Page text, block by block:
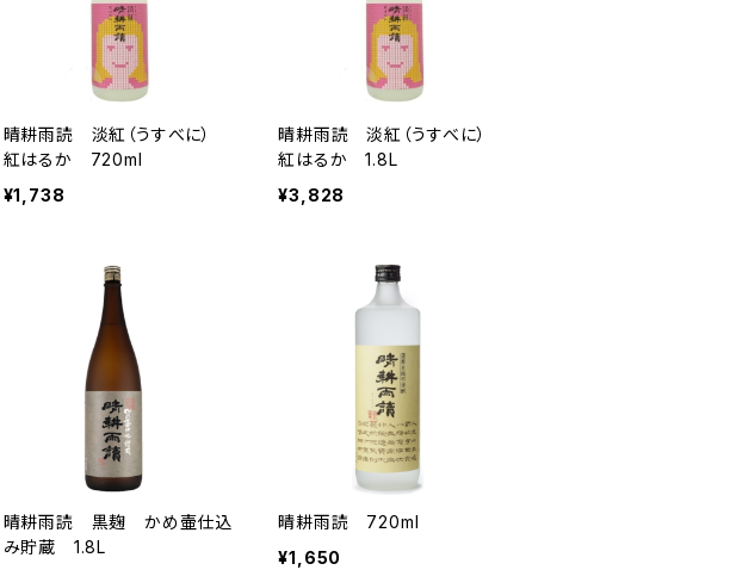
晴耕雨読 淡紅（うすべに）
紅はるか 720ml
¥1,738
晴耕雨読 淡紅（うすべに）
紅はるか 1.8L
¥3,828
晴耕雨読 黒麹 かめ壷仕込
み貯蔵 1.8L
晴耕雨読 720ml
¥1,650